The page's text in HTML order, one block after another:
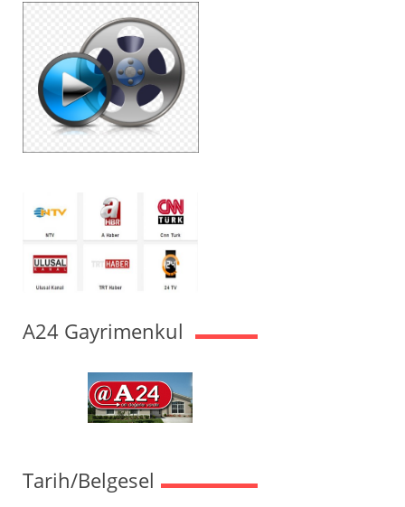
A24 Gayrimenkul
Tarih/Belgesel